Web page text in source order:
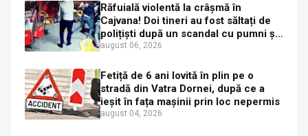
Răfuială violentă la crâșmă în
Cajvana! Doi tineri au fost săltați de
polițiști după un scandal cu pumni și
mașini distruse
august 06, 2026
Fetiță de 6 ani lovită în plin pe o
stradă din Vatra Dornei, după ce a
ieșit în fața mașinii prin loc nepermis
august 04, 2026